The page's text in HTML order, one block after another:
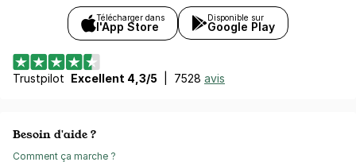
Télécharger dans
l'App Store
Disponible sur
Google Play
Trustpilot Excellent 4,3/5 7528 avis
Besoin d'aide ?
Comment ça marche ?